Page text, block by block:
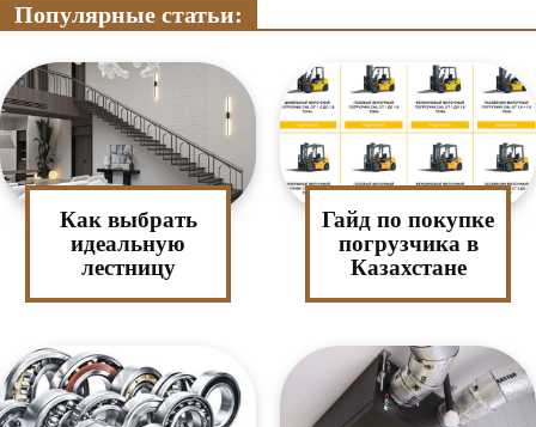
Популярные статьи:
Как выбрать
идеальную
лестницу
Гайд по покупке
погрузчика в
Казахстане